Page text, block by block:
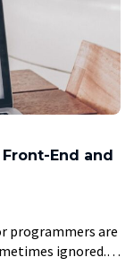
End and
programmers are
ignored.